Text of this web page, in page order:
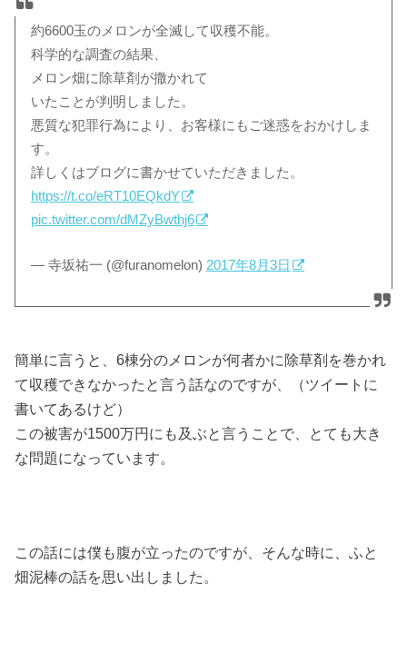
約6600玉のメロンが全滅して収穫不能。
科学的な調査の結果、
メロン畑に除草剤が撒かれて
いたことが判明しました。
悪質な犯罪行為により、お客様にもご迷惑をおかけしま
す。
詳しくはブログに書かせていただきました。
https://t.co/eRT10EQkdY
pic.twitter.com/dMZyBwthj6
— 寺坂祐一 (@furanomelon) 2017年8月3日
簡単に言うと、6棟分のメロンが何者かに除草剤を巻かれ
て収穫できなかったと言う話なのですが、（ツイートに
書いてあるけど）
この被害が1500万円にも及ぶと言うことで、とても大き
な問題になっています。
この話には僕も腹が立ったのですが、そんな時に、ふと
畑泥棒の話を思い出しました。